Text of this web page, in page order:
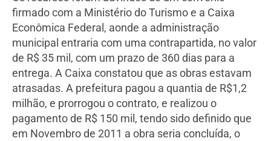
firmado com a Ministério do Turismo e a Caixa
Econômica Federal, aonde a administração
municipal entraria com uma contrapartida, no valor
de R$ 35 mil, com um prazo de 360 dias para a
entrega. A Caixa constatou que as obras estavam
atrasadas. A prefeitura pagou a quantia de R$1,2
milhão, e prorrogou o contrato, e realizou o
pagamento de R$ 150 mil, tendo sido definido que
em Novembro de 2011 a obra seria concluída, o